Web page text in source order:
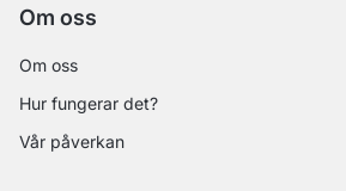
Om oss
Om oss
Hur fungerar det?
Vår påverkan